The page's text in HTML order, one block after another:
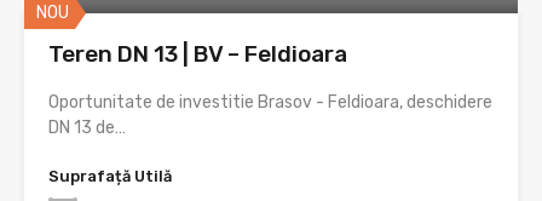
NOU
Teren DN 13 | BV – Feldioara
Oportunitate de investitie Brasov - Feldioara, deschidere
DN 13 de…
Suprafață Utilă